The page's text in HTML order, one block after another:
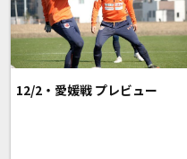
12/2・愛媛戦 プレビュー